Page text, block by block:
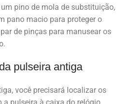
pino de mola de substituição,
pano macio para proteger o
de pinças para manusear os
pulseira antiga
você precisará localizar os
pulseira à caixa do relógio.